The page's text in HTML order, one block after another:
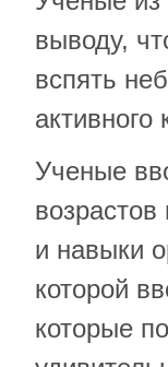
выводу,
вспять
Ученые
и навыки
которой
которые